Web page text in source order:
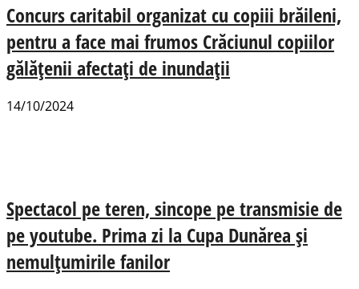
Concurs caritabil organizat cu copiii brăileni,
pentru a face mai frumos Crăciunul copiilor
gălățenii afectați de inundații
14/10/2024
Spectacol pe teren, sincope pe transmisie de
pe youtube. Prima zi la Cupa Dunărea și
nemulțumirile fanilor